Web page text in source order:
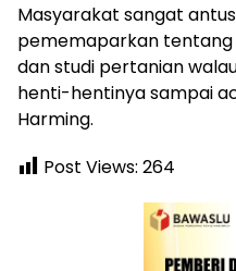
Masyarakat sangat
pememaparkan
dan studi pertanian
henti-hentinya sampai
Harming.
Post Views: 264